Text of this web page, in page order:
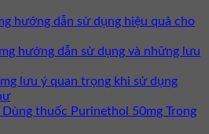
hướng dẫn sử dụng hiệu quả cho
hướng dẫn sử dụng và những lưu
lưu ý quan trọng khi sử dụng
Dùng thuốc Purinethol 50mg Trong